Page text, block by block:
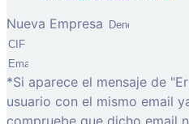
Nueva Empresa
*Si aparece el mensaje de
usuario con el mismo email
compruebe que dicho email